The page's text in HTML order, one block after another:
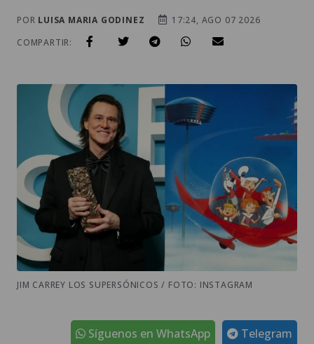
POR LUISA MARIA GODINEZ
17:24, AGO 07 2026
COMPARTIR:
JIM CARREY LOS SUPERSÓNICOS / FOTO: INSTAGRAM
Telegram
Síguenos en WhatsApp